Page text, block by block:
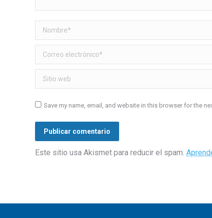
Nombre *
Correo electrónico *
Sitio web
Save my name, email, and website in this browser for the
Publicar comentario
Este sitio usa Akismet para reducir el spam.